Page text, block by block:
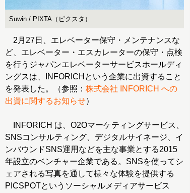
Suwin / PIXTA（ピクスタ）
2月27日、エレベーター保守・メンテナンスな
ど、エレベーター・エスカレーターの保守・点検
を行うジャパンエレベーターサービスホールディ
ングスは、INFORICHという企業に出資すること
を発表した。（参照： 株式会社 INFORICH への
出資に関するお知らせ）
INFORICH は、O2Oマーケティングサービス、
SNSコンサルティング、デジタルサイネージ、イ
ンバウンドSNS運用などを主な事業とする2015
年設立のベンチャー企業である。SNSを使ってシ
ェアされる写真を通して様々な体験を提供する
PICSPOTというソーシャルメディアサービス